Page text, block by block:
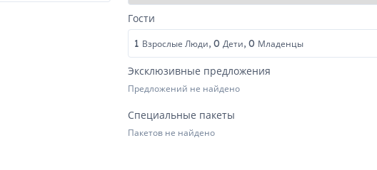
Гости
1 Взрослые Люди, 0 Дети, 0 Младенцы
Эксклюзивные предложения
Предложений не найдено
Специальные пакеты
Пакетов не найдено